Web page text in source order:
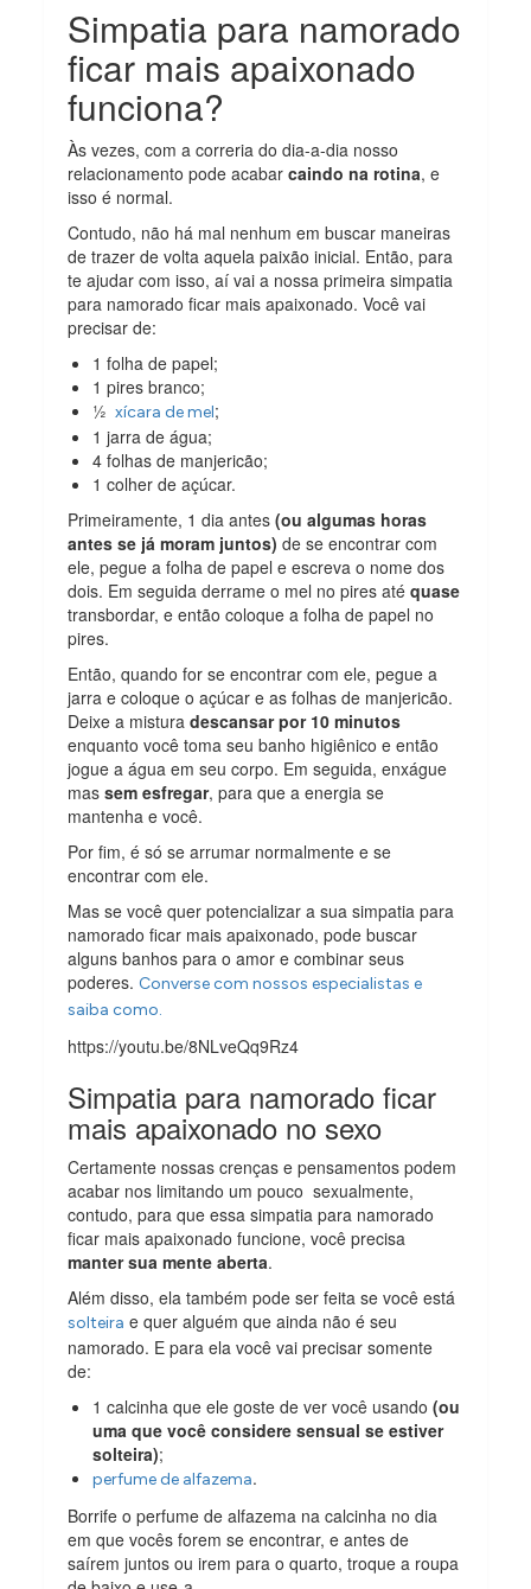
Simpatia para namorado
ficar mais apaixonado
funciona?
Às vezes, com a correria do dia-a-dia nosso
relacionamento pode acabarcaindo na rotina, e
isso é normal.
Contudo, não há mal nenhum em buscar maneiras
de trazer de volta aquela paixão inicial. Então, para
te ajudar com isso, aí vai a nossa primeira simpatia
para namorado ficar mais apaixonado. Você vai
precisar de:
1 folha de papel;
1 pires branco;
½ xícara de mel;
1 jarra de água;
4 folhas de manjericão;
1 colher de açúcar.
Primeiramente, 1 dia antes(ou algumas horas
antes se já moram juntos) de se encontrar com
ele, pegue a folha de papel e escreva o nome dos
dois. Em seguida derrame o mel no pires atéquase
transbordar, e então coloque a folha de papel no
pires.
Então, quando for se encontrar com ele, pegue a
jarra e coloque o açúcar e as folhas de manjericão.
Deixe a misturadescansar por 10 minutos
enquanto você toma seu banho higiênico e então
jogue a água em seu corpo. Em seguida, enxágue
massem esfregar, para que a energia se
mantenha e você.
Por fim, é só se arrumar normalmente e se
encontrar com ele.
Mas se você quer potencializar a sua simpatia para
namorado ficar mais apaixonado, pode buscar
alguns banhos para o amor e combinar seus
poderes. Converse com nossos especialistas e
saiba como.
https://youtu.be/8NLveQq9Rz4
Simpatia para namorado ficar
mais apaixonado no sexo
Certamente nossas crenças e pensamentos podem
acabar nos limitando um pouco sexualmente,
contudo, para que essa simpatia para namorado
ficar mais apaixonado funcione, você precisa
manter sua mente aberta.
Além disso, ela também pode ser feita se você está
solteira e quer alguém que ainda não é seu
namorado. E para ela você vai precisar somente
de:
1 calcinha que ele goste de ver você usando(ou
uma que você considere sensual se estiver
solteira);
perfume de alfazema.
Borrife o perfume de alfazema na calcinha no dia
em que vocês forem se encontrar, e antes de
saírem juntos ou irem para o quarto, troque a roupa